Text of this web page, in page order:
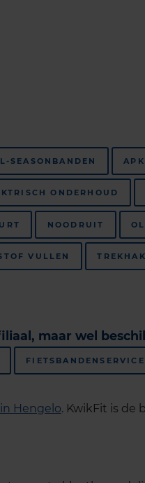
SEASONBANDEN APK
ONDERHOUD
NOODRUIT
VULLEN
maar wel
FIETSBANDENSERVICE
Hengelo. KwikFit is de